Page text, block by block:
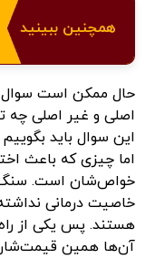
همچنین ببینید
حال ممکن است سوال
اصلی و غیر اصلی چه
این سوال باید
اما چیزی که باعث
خواص‌شان است.
خاصیت درمانی
هستند. پس یکی از
آن‌ها همین